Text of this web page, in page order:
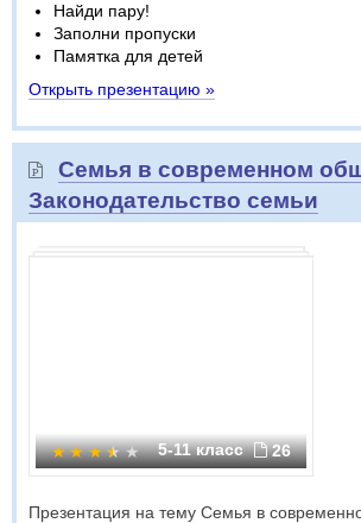
Найди пару!
Заполни пропуски
Памятка для детей
Открыть презентацию »
Семья в современном
Законодательство семьи
5-11 класс 26
Презентация на тему Семья в